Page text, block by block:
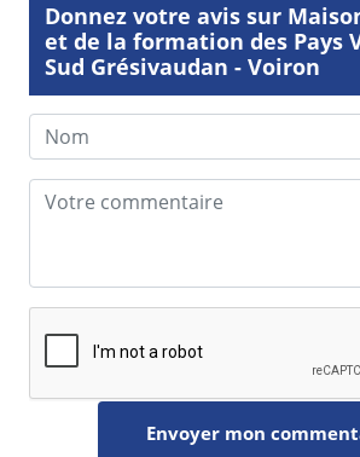
Donnez votre avis sur
et de la formation des Pays
Sud Grésivaudan - Voiron